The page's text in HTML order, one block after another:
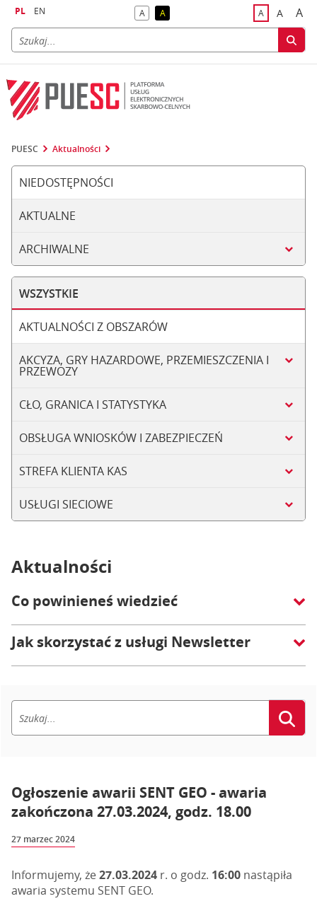
PL EN Akontrast domyślny
Akontrast żółty tekst na czarnym tle
Adomyślna
A A
PUESC Aktualności
NIEDOSTĘPNOŚCI
AKTUALNE
ARCHIWALNE
WSZYSTKIE
AKTUALNOŚCI Z OBSZARÓW
AKCYZA, GRY HAZARDOWE, PRZEMIESZCZENIA I
PRZEWOZY
CŁO, GRANICA I STATYSTYKA
OBSŁUGA WNIOSKÓW I ZABEZPIECZEŃ
STREFA KLIENTA KAS
USŁUGI SIECIOWE
Aktualności
Co powinieneś wiedzieć
Jak skorzystać z usługi Newsletter
Ogłoszenie awarii SENT GEO - awaria
zakończona 27.03.2024, godz. 18.00
27 marzec 2024
Informujemy, że27.03.2024 r. o godz. 16:00 nastąpiła
awaria systemu SENT GEO.